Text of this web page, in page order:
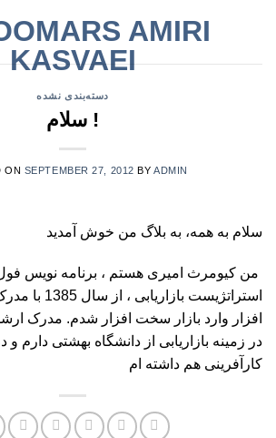
دسته‌بندی نشده
سلام !
ON SEPTEMBER 27, 2012 BYADMIN
سلام به همه، به بلاگ من خوش آمدید
من کیومرث امیری هستم ، برنامه نویس
استراتژیست
افزار وارد بازار سخت افزار شدم. مدرک
در زمینه بازاریابی از دانشگاه بهشتی دارم و
کارآفرینی هم داشته ام